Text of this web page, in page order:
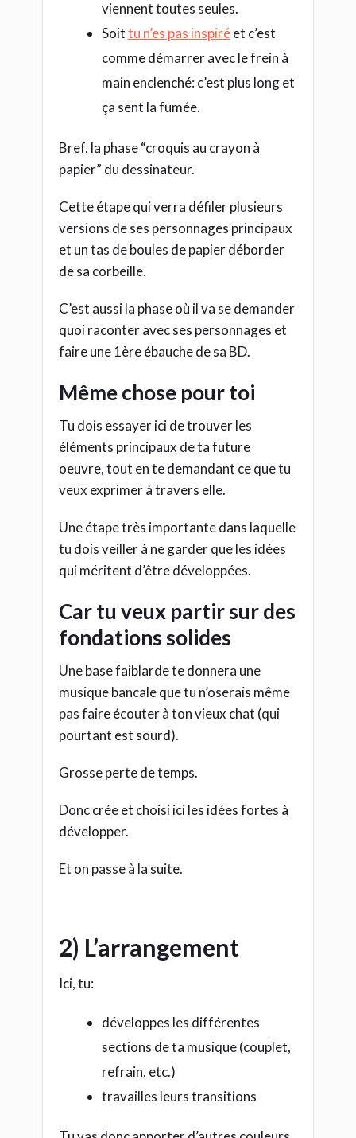
viennent toutes seules.
Soittu n’es pas inspiréet c’est
comme démarrer avec le frein à
main enclenché: c’est plus long et
ça sent la fumée.
Bref, la phase “croquis au crayon à
papier” du dessinateur.
Cette étape qui verra défiler plusieurs
versions de ses personnages principaux
et un tas de boules de papier déborder
de sa corbeille.
C’est aussi la phase où il va se demander
quoi raconter avec ses personnages et
faire une 1ère ébauche de sa BD.
Même chose pour toi
Tu dois essayer ici de trouver les
éléments principaux de ta future
oeuvre, tout en te demandant ce que tu
veux exprimer à travers elle.
Une étape très importante dans laquelle
tu dois veiller à ne garder que les idées
qui méritent d’être développées.
Car tu veux partir sur des
fondations solides
Une base faiblarde te donnera une
musique bancale que tu n’oserais même
pas faire écouter à ton vieux chat (qui
pourtant est sourd).
Grosse perte de temps.
Donc crée et choisi ici les idées fortes à
développer.
Et on passe à la suite.
2) L’arrangement
Ici, tu:
développes les différentes
sections de ta musique (couplet,
refrain, etc.)
travailles leurs transitions